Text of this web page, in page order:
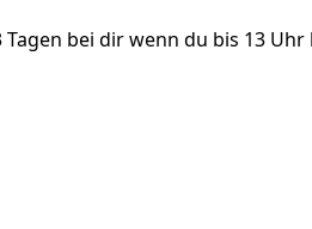
bei dir wenn du bis 13 Uhr